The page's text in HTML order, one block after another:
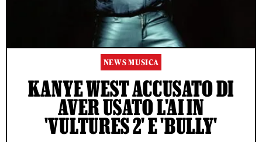
NEWS MUSICA
KANYE WEST ACCUSATO DI
AVER USATO L'AI IN
'VULTURES 2' E 'BULLY'